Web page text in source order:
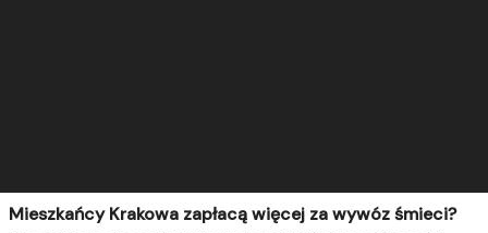
Mieszkańcy Krakowa zapłacą więcej za wywóz śmieci?